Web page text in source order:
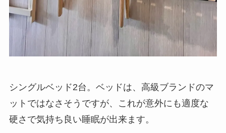
シングルベッド2台。ベッドは、高級ブランドの
な硬さで気持ち良い睡眠が出来ます。